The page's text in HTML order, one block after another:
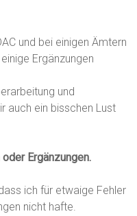
und bei einigen Ämtern
Ergänzungen
und
auch ein bisschen Lust
Ergänzungen.
ich für etwaige Fehler
nicht hafte.